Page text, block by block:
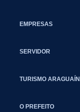
EMPRESAS
SERVIDOR
TURISMO
O PREFEITO